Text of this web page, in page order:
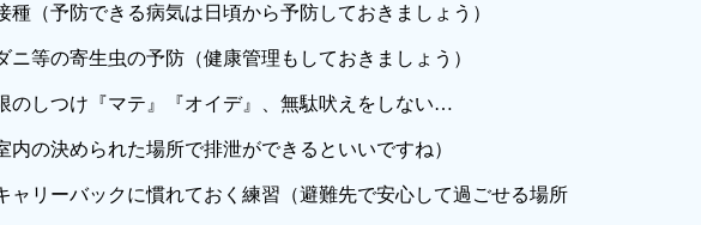
種（予防できる病気は日頃から予防しておきましょう）
ニ等の寄生虫の予防（健康管理もしておきましょう）
のしつけ 『マテ』『オイデ』、無駄吠えをしない…
内の決められた場所で排泄ができるといいですね）
ャリーバックに慣れておく練習（避難先で安心して過ごせる場所